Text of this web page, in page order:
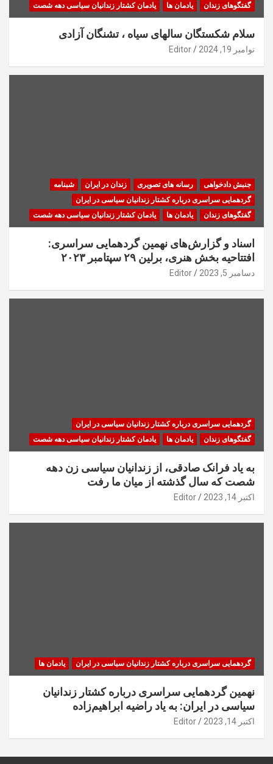
گفتگوهای زندان
یادمان ها یادمان کشتار زندانیان سیاسی دهه شصت
سلام شکستگان سالهای سیاه ، تشنگان آزادی
نوامبر 19, 2024 Editor
جنبش دادخواهی رسانه های تصویری زندان در ایران
شبنامه
گردهمایی سراسری درباره کشتار زندانیان سیاسی در ایران
گفتگوهای زندان
یادمان ها یادمان کشتار زندانیان سیاسی دهه شصت
اسناد و گزارش‌های نهمین گردهمایی سراسری:
افتتاحیه بخش هنری، برلین ۲۹ سپتامبر ۲۰۲۳
دسامبر 5, 2023 Editor
گردهمایی سراسری درباره کشتار زندانیان سیاسی در ایران
گفتگوهای زندان
یادمان ها یادمان کشتار زندانیان سیاسی دهه شصت
به یاد فرانک صادقی، از زندانیان سیاسی زن دهه
شصت که سال گذشته از میان ما رفت
اکتبر 14, 2023 Editor
گردهمایی سراسری درباره کشتار زندانیان سیاسی در ایران یادمان ها
نهمین گردهمایی سراسری درباره کشتار زندانیان
سیاسی در ایران: به یاد راضیه ابراهیم‌زاده
اکتبر 14, 2023 Editor